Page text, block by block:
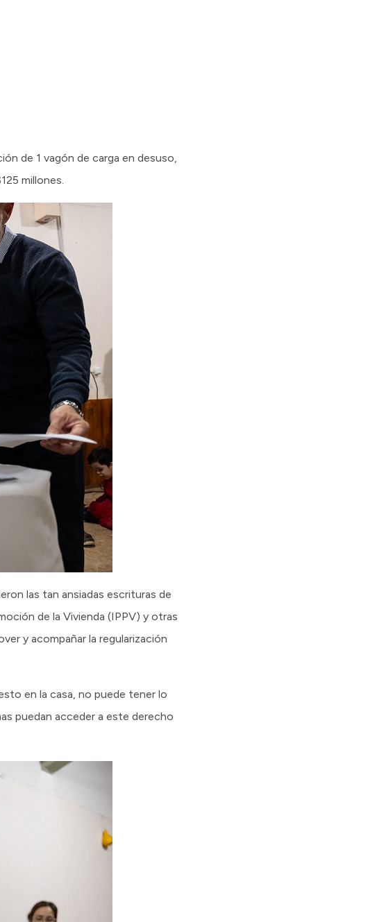
de 1 vagón de carga en desuso,
millones.
las tan ansiadas escrituras de
de la Vivienda (IPPV) y otras
y acompañar la regularización
en la casa, no puede tener lo
puedan acceder a este derecho